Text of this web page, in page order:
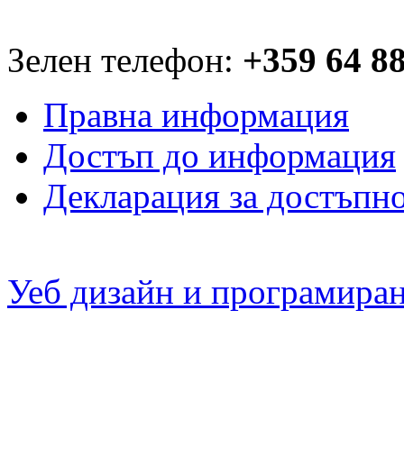
Зелен телефон: +359 64
Правна информация
Достъп до информация
Декларация за
Уеб дизайн и